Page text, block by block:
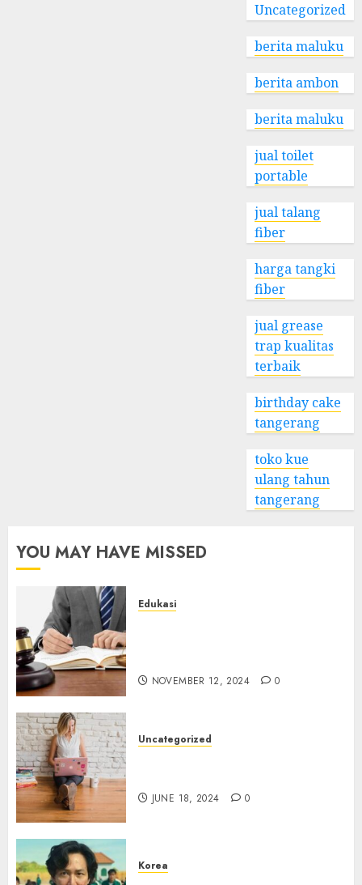
Uncategorized
berita maluku
berita ambon
berita maluku
jual toilet
portable
jual talang
fiber
harga tangki
fiber
jual grease
trap kualitas
terbaik
birthday cake
tangerang
toko kue
ulang tahun
tangerang
YOU MAY HAVE MISSED
Edukasi
NOVEMBER 12, 2024 0
Uncategorized
JUNE 18, 2024 0
Korea